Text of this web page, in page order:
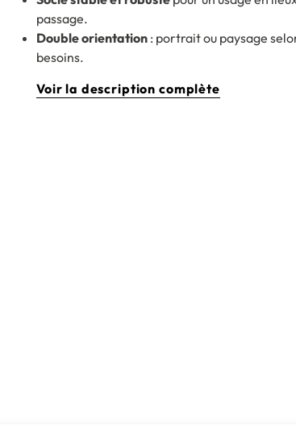
passage.
Double orientation : portrait ou paysage
besoins.
Voir la description complète